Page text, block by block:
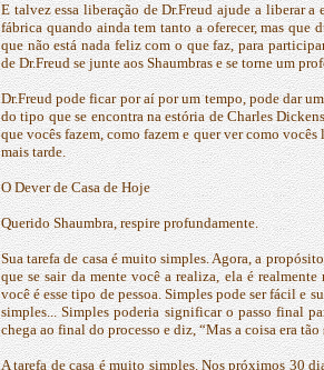
E talvez essa liberação de Dr.Freud ajude a liberar
fábrica quando ainda tem tanto a oferecer, mas que
que não está nada feliz com o que faz, para
de Dr.Freud se junte aos Shaumbras e se torne um
Dr.Freud pode ficar por aí por um tempo, pode dar
do tipo que se encontra na estória de Charles
que vocês fazem, como fazem e quer ver como
mais tarde.
O Dever de Casa de Hoje
Querido Shaumbra, respire profundamente.
Sua tarefa de casa é muito simples. Agora, a
que se sair da mente você a realiza, ela é
você é esse tipo de pessoa. Simples pode ser fácil e
simples... Simples poderia significar o passo final
chega ao final do processo e diz, “Mas a coisa era
A tarefa de casa é muito simples. Nos próximos 30